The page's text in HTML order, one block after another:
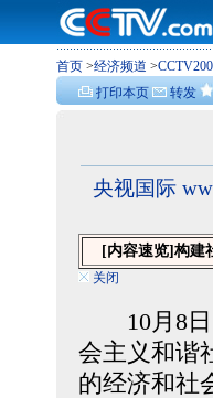
首页 >经济频道 >
打印本页
转发
关闭
央视国际
[内容速览] 构建
10月8日
会主义和谐
的经济和社